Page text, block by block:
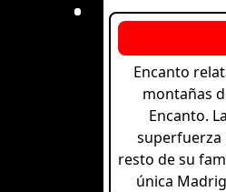
Encanto
montañas
Encanto.
superfuerza
resto de su
única